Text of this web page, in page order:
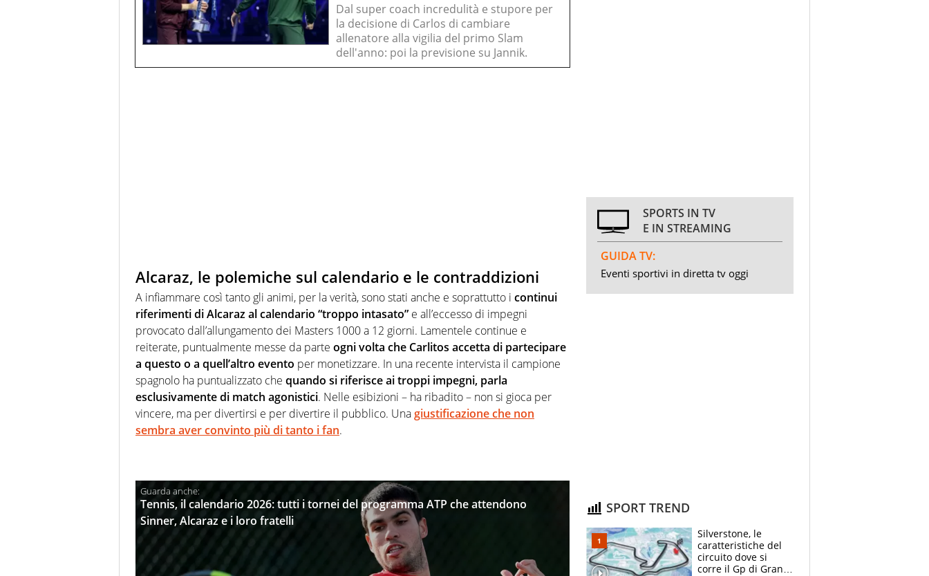
Dal super coach incredulità e stupore per
la decisione di Carlos di cambiare
allenatore alla vigilia del primo Slam
dell'anno: poi la previsione su Jannik.
Alcaraz, le polemiche sul calendario e le contraddizioni
A infiammare così tanto gli animi, per la verità, sono stati anche e soprattutto i continui
riferimenti di Alcaraz al calendario “troppo intasato” e all’eccesso di impegni
provocato dall’allungamento dei Masters 1000 a 12 giorni. Lamentele continue e
reiterate, puntualmente messe da parte ogni volta che Carlitos accetta di partecipare
a questo o a quell’altro evento per monetizzare. In una recente intervista il campione
spagnolo ha puntualizzato che quando si riferisce ai troppi impegni, parla
esclusivamente di match agonistici. Nelle esibizioni – ha ribadito – non si gioca per
vincere, ma per divertirsi e per divertire il pubblico. Unagiustificazione che non
sembra aver convinto più di tanto i fan.
Tennis, il calendario 2026: tutti i tornei del programma ATP che attendono
Sinner, Alcaraz e i loro fratelli
SPORTS IN TV
E IN STREAMING
GUIDA TV:
Eventi sportivi in diretta tv oggi
SPORT TREND
Silverstone, le
caratteristiche del
circuito dove si
corre il Gp di Gran